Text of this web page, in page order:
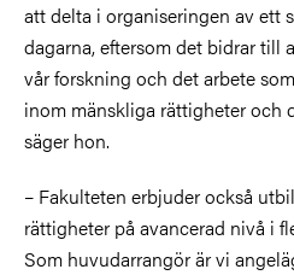
att delta i organiseringen av ett
dagarna, eftersom det bidrar till
vår forskning och det arbete
inom mänskliga rättigheter och
säger hon.
– Fakulteten erbjuder också
rättigheter på avancerad nivå i
Som huvudarrangör är vi